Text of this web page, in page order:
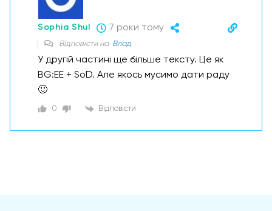
Sophia Shul 7 роки тому
Відповісти на Влад
У другій частині ще більше тексту. Це як
BG:EE + SoD. Але якось мусимо дати раду
🙂
0 Відповісти